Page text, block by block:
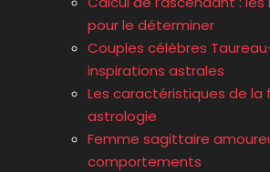
pour le déterminer
Couples célèbres
inspirations astrales
Les caractéristiques de
astrologie
Femme sagittaire
comportements